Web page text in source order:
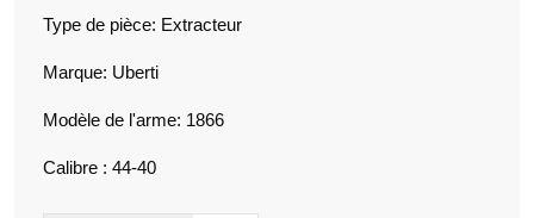
Type de pièce: Extracteur
Marque: Uberti
Modèle de l'arme: 1866
Calibre : 44-40